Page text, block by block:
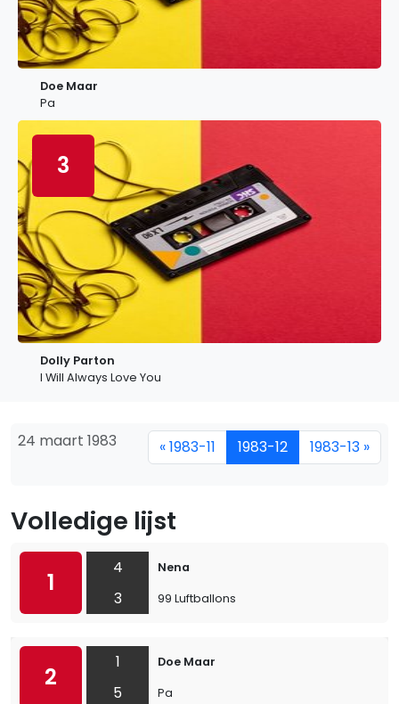
Doe Maar
Pa
3
Dolly Parton
I Will Always Love You
24 maart 1983 « 1983-11 1983-12 1983-13 »
Volledige lijst
1
4
3
Nena
99 Luftballons
2
1
5
Doe Maar
Pa